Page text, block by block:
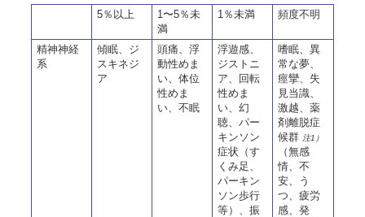
5％以上
1〜5％未
満
1％未満 頻度不明
精神神経
系
傾眠、ジ
スキネジ
ア
頭痛、浮
動性めま
い、体位
性めま
い、不眠
浮遊感、
ジストニ
ア、回転
性めま
い、幻
聴、パー
キンソン
症状（す
くみ足、
パーキン
ソン歩行
等）、振
嗜眠、異
常な夢、
痙攣、失
見当識、
激越、薬
剤離脱症
候群 注1）
（無感
情、不
安、う
つ、疲労
感、発